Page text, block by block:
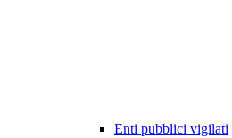
Enti pubblici vigilati